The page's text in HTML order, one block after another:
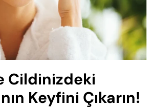
Cildinizdeki
Keyfini Çıkarın!